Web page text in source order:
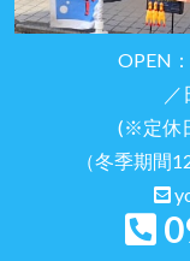
OPEN
(※定休
（冬季期間